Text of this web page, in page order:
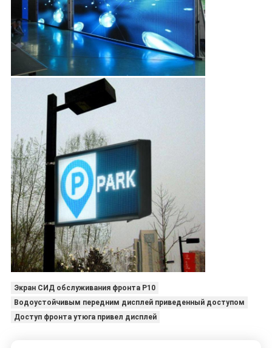
Экран СИД обслуживания фронта P10
Водоустойчивым передним дисплей приведенный доступом
Доступ фронта утюга привел дисплей